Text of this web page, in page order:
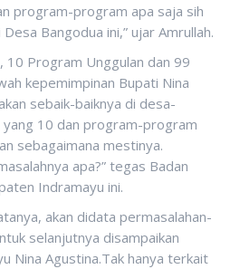
program-program apa saja sih
Bangodua ini,” ujar Amrullah.
10 Program Unggulan dan 99
kepemimpinan Bupati Nina
sebaik-baiknya di desa-
yang 10 dan program-program
sebagaimana mestinya.
apa?” tegas Badan
Indramayu ini.
akan didata permasalahan-
selanjutnya disampaikan
Nina Agustina.Tak hanya terkait